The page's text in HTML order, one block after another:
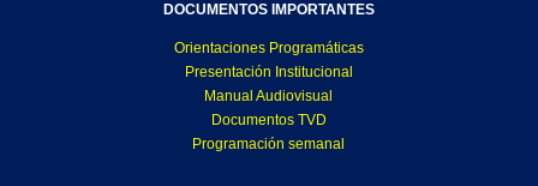
DOCUMENTOS IMPORTANTES
Orientaciones Programáticas
Presentación Institucional
Manual Audiovisual
Documentos TVD
Programación semanal